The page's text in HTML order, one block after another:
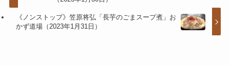
《ノンストップ》笠原将弘「長芋のごまスープ煮」お
かず道場（2023年1月31日）